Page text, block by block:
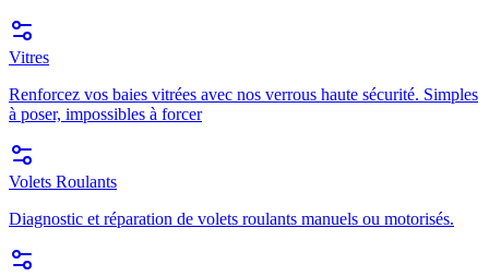
Vitres
Renforcez vos baies vitrées avec nos verrous haute sécurité. Simples
à poser, impossibles à forcer
Volets Roulants
Diagnostic et réparation de volets roulants manuels ou motorisés.